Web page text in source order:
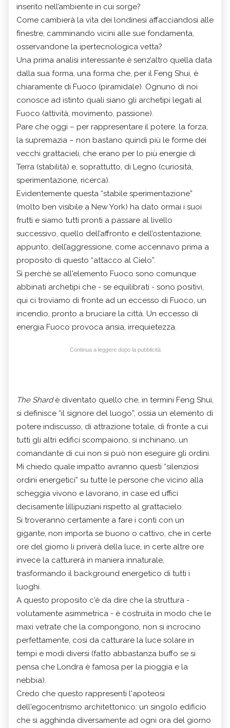
inserito nell’ambiente in cui sorge?
Come cambierà la vita dei londinesi affacciandosi alle
finestre, camminando vicini alle sue fondamenta,
osservandone la ipertecnologica vetta?
Una prima analisi interessante è senz’altro quella data
dalla sua forma, una forma che, per il Feng Shui, è
chiaramente di Fuoco (piramidale). Ognuno di noi
conosce ad istinto quali siano gli archetipi legati al
Fuoco (attività, movimento, passione).
Pare che oggi – per rappresentare il potere, la forza,
la supremazia – non bastano quindi più le forme dei
vecchi grattacieli, che erano per lo più energie di
Terra (stabilità) e, soprattutto, di Legno (curiosità,
sperimentazione, ricerca).
Evidentemente questa “stabile sperimentazione”
(molto ben visibile a New York) ha dato ormai i suoi
frutti e siamo tutti pronti a passare al livello
successivo, quello dell’affronto e dell’ostentazione,
appunto, dell’aggressione, come accennavo prima a
proposito di questo “attacco al Cielo”.
Sì perchè se all'elemento Fuoco sono comunque
abbinati archetipi che - se equilibrati - sono positivi,
qui ci troviamo di fronte ad un eccesso di Fuoco, un
incendio, pronto a bruciare la città. Un eccesso di
energia Fuoco provoca ansia, irrequietezza.
Continua a leggere dopo la pubblicità
The Shardè diventato quello che, in termini Feng Shui,
si definisce “il signore del luogo”, ossia un elemento di
potere indiscusso, di attrazione totale, di fronte a cui
tutti gli altri edifici scompaiono, si inchinano, un
comandante di cui non si può non eseguire gli ordini.
Mi chiedo quale impatto avranno questi “silenziosi
ordini energetici” su tutte le persone che vicino alla
scheggia vivono e lavorano, in case ed uffici
decisamente lillipuziani rispetto al grattacielo.
Si troveranno certamente a fare i conti con un
gigante, non importa se buono o cattivo, che in certe
ore del giorno li priverà della luce, in certe altre ore
invece la catturerà in maniera innaturale,
trasformando il background energetico di tutti i
luoghi.
A questo proposito c'è da dire che la struttura -
volutamente asimmetrica - è costruita in modo che le
maxi vetrate che la compongono, non si incrocino
perfettamente, così da catturare la luce solare in
tempi e modi diversi (fatto abbastanza buffo se si
pensa che Londra è famosa per la pioggia e la
nebbia).
Credo che questo rappresenti l'apoteosi
dell'egocentrismo architettonico: un singolo edificio
che si agghinda diversamente ad ogni ora del giorno